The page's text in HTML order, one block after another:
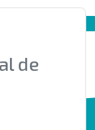
de